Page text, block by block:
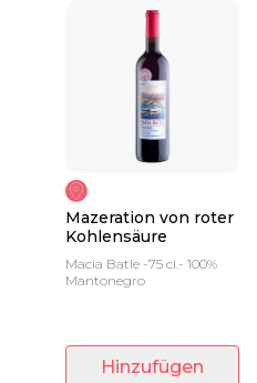
Mazeration von roter
Kohlensäure
Macia Batle -75 cl.- 100%
Mantonegro
Hinzufügen